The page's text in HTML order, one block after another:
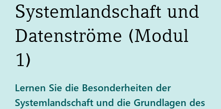
Systemlandschaft und
Datenströme (Modul
1)
Lernen Sie die Besonderheiten der
Systemlandschaft und die Grundlagen des